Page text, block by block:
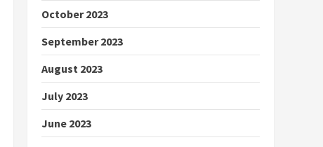
October 2023
September 2023
August 2023
July 2023
June 2023